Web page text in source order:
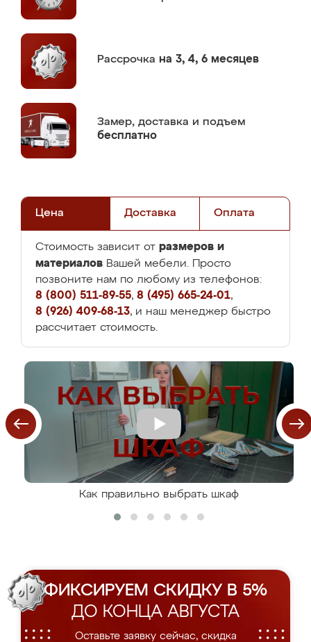
Рассрочка на 3, 4, 6 месяцев
Замер, доставка и подъем
бесплатно
Цена Доставка Оплата
Стоимость зависит от размеров и
материалов Вашей мебели. Просто
позвоните нам по любому из телефонов:
8 (800) 511-89-55, 8 (495) 665-24-01,
8 (926) 409-68-13, и наш менеджер быстро
рассчитает стоимость.
Как правильно выбрать шкаф
ФИКСИРУЕМ СКИДКУ В 5%
ДО КОНЦА АВГУСТА
Оставьте заявку сейчас, скидка